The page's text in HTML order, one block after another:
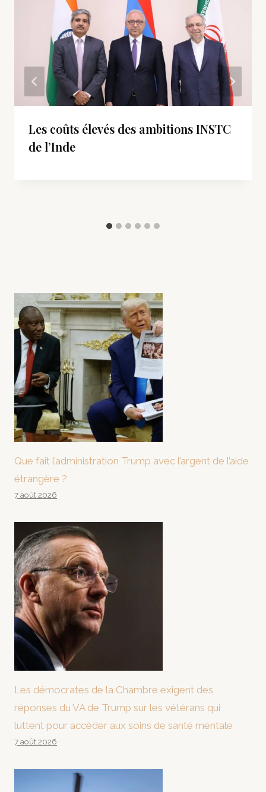
Les coûts élevés des ambitions INSTC
de l’Inde
Que fait l’administration Trump avec l’argent de l’aide
étrangère ?
7 août 2026
Les démocrates de la Chambre exigent des
réponses du VA de Trump sur les vétérans qui
luttent pour accéder aux soins de santé mentale
7 août 2026